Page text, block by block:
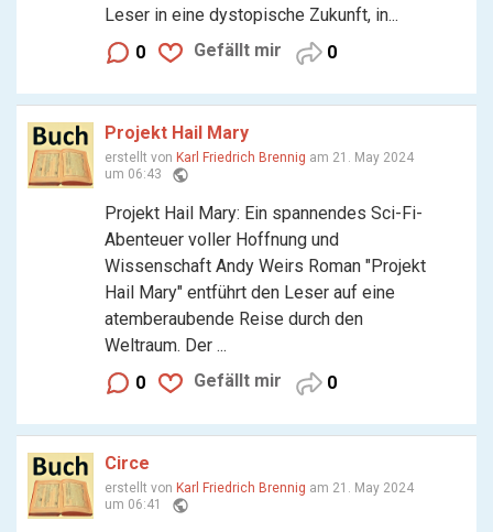
Leser in eine dystopische Zukunft, in...
0
Gefällt mir 0
Projekt Hail Mary
erstellt von Karl Friedrich Brennig am 21. May 2024
um 06:43 public
Projekt Hail Mary: Ein spannendes Sci-Fi-
Abenteuer voller Hoffnung und
Wissenschaft Andy Weirs Roman "Projekt
Hail Mary" entführt den Leser auf eine
atemberaubende Reise durch den
Weltraum. Der ...
0
Gefällt mir 0
Circe
erstellt von Karl Friedrich Brennig am 21. May 2024
um 06:41 public